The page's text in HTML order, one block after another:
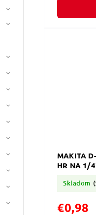
MAKITA
HR NA 1/
Skladom
€0,98